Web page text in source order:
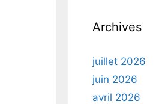
Archives
juillet 2026
juin 2026
avril 2026